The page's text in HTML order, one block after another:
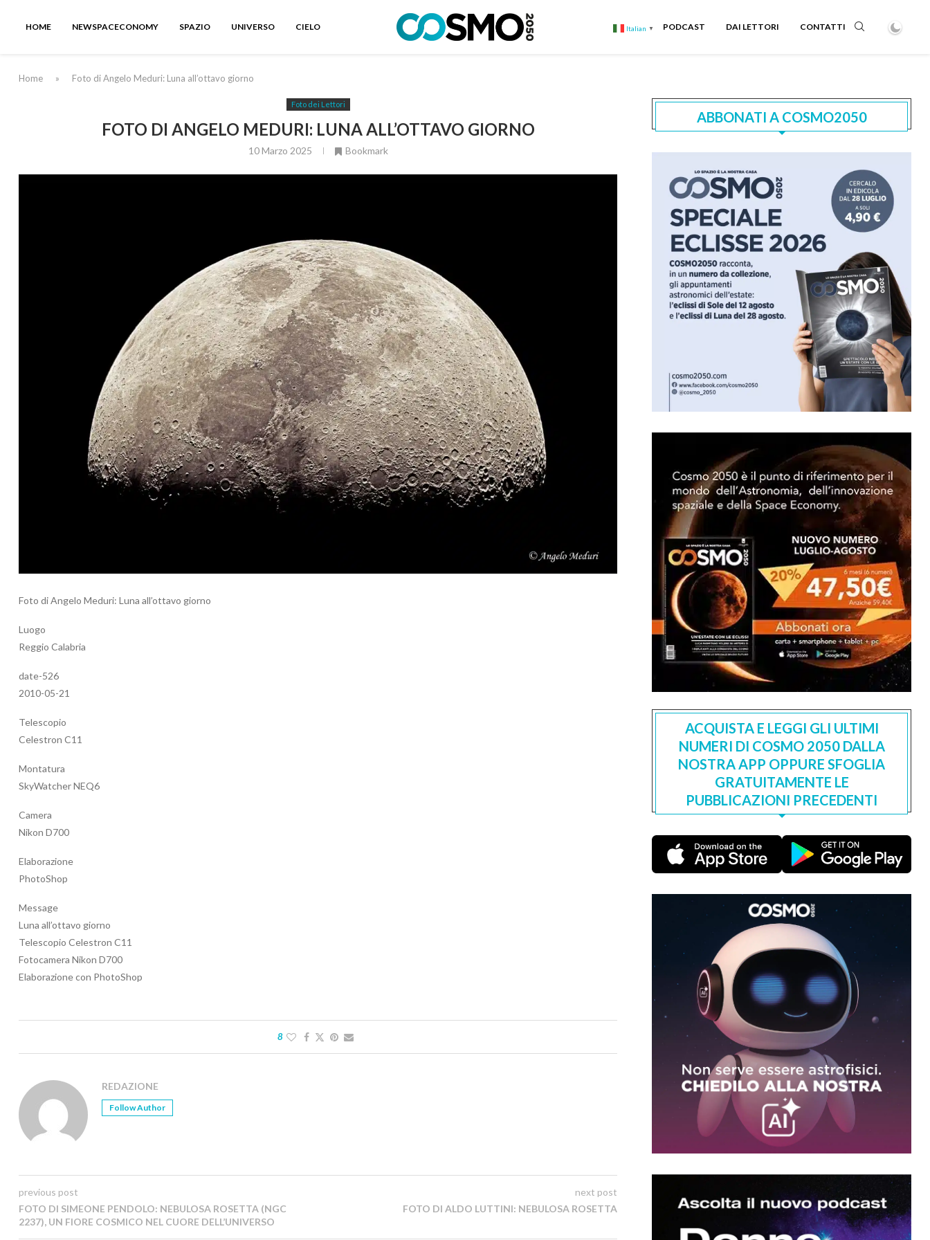
HOME NEWSPACECONOMY SPAZIO UNIVERSO CIELO Italian ▼ PODCAST DAI LETTORI CONTATTI
Home » Foto di Angelo Meduri: Luna all’ottavo giorno
Foto dei Lettori
FOTO DI ANGELO MEDURI: LUNA ALL’OTTAVO GIORNO
10 Marzo 2025 Bookmark
Foto di Angelo Meduri: Luna all’ottavo giorno
Luogo
Reggio Calabria
date-526
2010-05-21
Telescopio
Celestron C11
Montatura
SkyWatcher NEQ6
Camera
Nikon D700
Elaborazione
PhotoShop
Message
Luna all’ottavo giorno
Telescopio Celestron C11
Fotocamera Nikon D700
Elaborazione con PhotoShop
8
REDAZIONE
Follow Author
previous post
FOTO DI SIMEONE PENDOLO: NEBULOSA ROSETTA (NGC
2237), UN FIORE COSMICO NEL CUORE DELL’UNIVERSO
next post
FOTO DI ALDO LUTTINI: NEBULOSA ROSETTA
ABBONATI A COSMO2050
ACQUISTA E LEGGI GLI ULTIMI
NUMERI DI COSMO 2050 DALLA
NOSTRA APP OPPURE SFOGLIA
GRATUITAMENTE LE
PUBBLICAZIONI PRECEDENTI